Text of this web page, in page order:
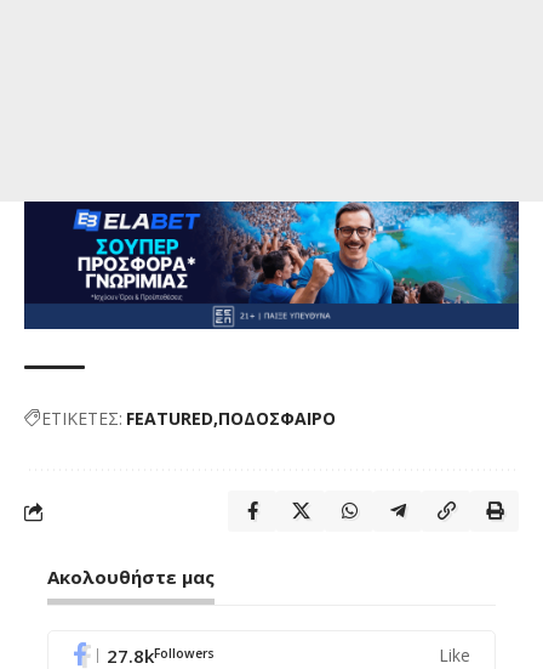
ΕΤΙΚΕΤΕΣ: FEATURED ΠΟΔΟΣΦΑΙΡΟ
Ακολουθήστε μας
27.8kFollowers Like